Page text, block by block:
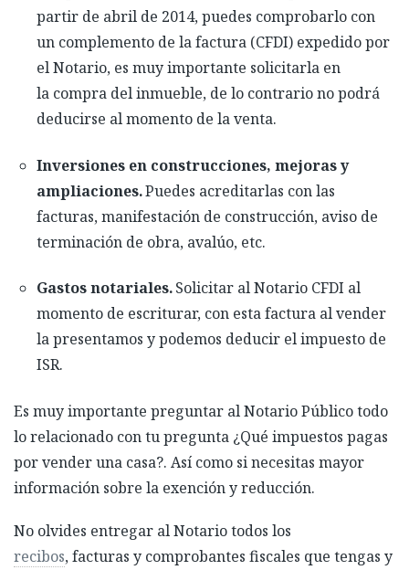
partir de abril de 2014, puedes comprobarlo con
un complemento de la factura (CFDI) expedido por
el Notario, es muy importante solicitarla en
la compra del inmueble, de lo contrario no podrá
deducirse al momento de la venta.
Inversiones en construcciones, mejoras y
ampliaciones.Puedes acreditarlas con las
facturas, manifestación de construcción, aviso de
terminación de obra, avalúo, etc.
Gastos notariales.Solicitar al Notario CFDI al
momento de escriturar, con esta factura al vender
la presentamos y podemos deducir el impuesto de
ISR.
Es muy importante preguntar al Notario Público todo
lo relacionado con tu pregunta ¿Qué impuestos pagas
por vender una casa?. Así como si necesitas mayor
información sobre la exención y reducción.
No olvides entregar al Notario todos los
recibos, facturas y comprobantes fiscales que tengas y